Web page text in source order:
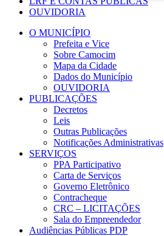
OUVIDORIA
O MUNICÍPIO
Prefeita e Vice
Sobre Camocim
Mapa da Cidade
Dados do Município
OUVIDORIA
PUBLICAÇÕES
Decretos
Leis
Outras Publicações
Notificações Administrativas
SERVIÇOS
PPA Participativo
Carta de Serviços
Governo Eletrônico
Contracheque
CRC – LICITAÇÕES
Sala do Empreendedor
Audiências Públicas PDP